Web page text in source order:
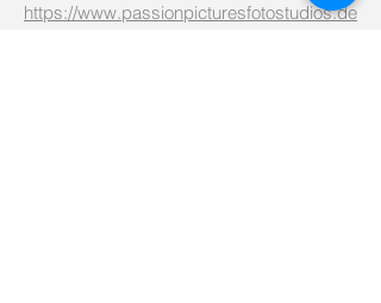
https://www.passionpicturesfotostudios.de